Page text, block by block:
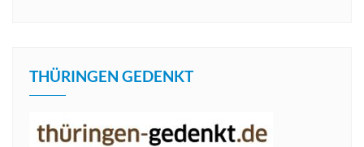
THÜRINGEN GEDENKT